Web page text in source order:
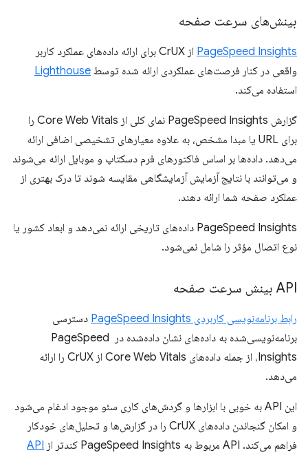
بینش‌های سرعت صفحه
PageSpeed ​​Insights
از CrUX برای ارائه داده‌های عملکرد کاربر
واقعی در کنار فرصت‌های عملکردی ارائه شده توسط Lighthouse
استفاده می‌کند.
گزارش PageSpeed ​​Insights نمای کلی از Core Web Vitals را
برای URL یا مبدا مشخص، به علاوه معیارهای تشخیصی اضافی ارائه
می‌دهد. داده‌ها بر اساس فاکتورهای فرم دسکتاپ و موبایل ارائه می‌شوند
و می‌توانند با نتایج آزمایش آزمایشگاهی مقایسه شوند تا درک بهتری از
عملکرد صفحه شما ارائه دهند.
PageSpeed ​​Insights داده‌های تاریخی ارائه نمی‌دهد و ابعاد کشور یا
نوع اتصال مؤثر را شامل نمی‌شود.
API بینش سرعت صفحه
رابط برنامه‌نویسی کاربردی PageSpeed ​​Insights
دسترسی
برنامه‌نویسی‌شده به داده‌های نشان داده‌شده در PageSpeed ​​
Insights، از جمله داده‌های Core Web Vitals از CrUX را ارائه
می‌دهد.
این API به خوبی با ابزارها و گردش‌های کاری سئو موجود ادغام می‌شود
و امکان گنجاندن داده‌های CrUX را در گزارش‌ها و تحلیل‌های خودکار
فراهم می‌کند. API مربوط به PageSpeed ​​Insights کندتر از
API